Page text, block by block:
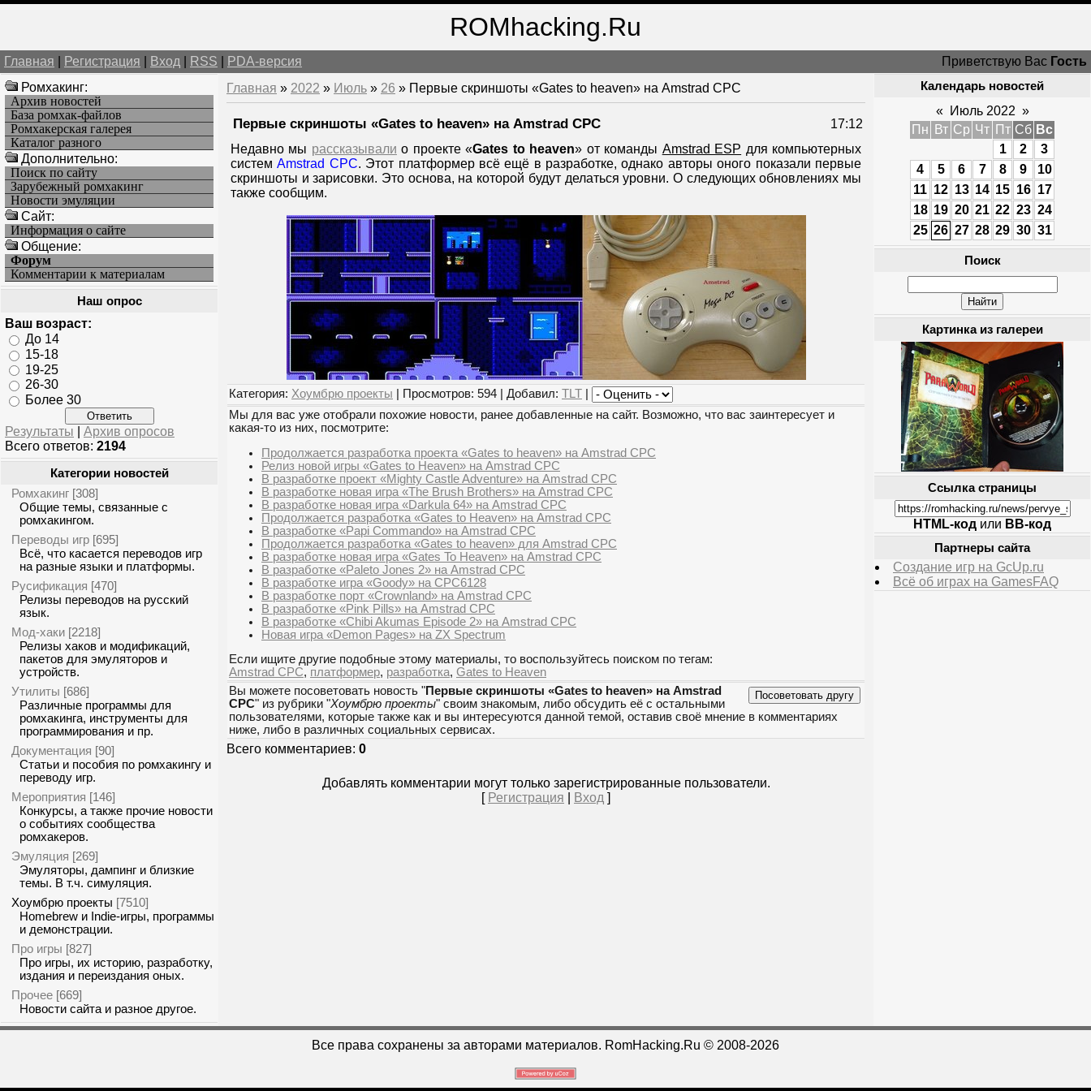
ROMhacking.Ru
Главная Регистрация Вход RSS PDA-версия Приветствую Вас Гость
Ромхакинг:
Архив новостей
База ромхак-файлов
Ромхакерская галерея
Каталог разного
Дополнительно:
Поиск по сайту
Зарубежный ромхакинг
Новости эмуляции
Cайт:
Информация о сайте
Общение:
Форум
Комментарии к материалам
Наш опрос
Ваш возраст:
До 14
15-18
19-25
26-30
Более 30
Результаты
Архив опросов
Всего ответов: 2194
Категории новостей
Ромхакинг [308]
Общие темы, связанные с
ромхакингом.
Переводы игр [695]
Всё, что касается переводов игр
на разные языки и платформы.
Русификация [470]
Релизы переводов на русский
язык.
Мод-хаки [2218]
Релизы хаков и модификаций,
пакетов для эмуляторов и
устройств.
Утилиты [686]
Различные программы для
ромхакинга, инструменты для
программирования и пр.
Документация [90]
Статьи и пособия по ромхакингу и
переводу игр.
Мероприятия [146]
Конкурсы, а также прочие новости
о событиях сообщества
ромхакеров.
Эмуляция [269]
Эмуляторы, дампинг и близкие
темы. В т.ч. симуляция.
Хоумбрю проекты [7510]
Homebrew и Indie-игры, программы
и демонстрации.
Про игры [827]
Про игры, их историю, разработку,
издания и переиздания оных.
Прочее [669]
Новости сайта и разное другое.
Главная » 2022 » Июль » 26 » Первые скриншоты «Gates to heaven» на Amstrad CPC
Первые скриншоты «Gates to heaven» на Amstrad CPC
17:12
Недавно мы рассказывали о проекте «Gates to heaven» от команды Amstrad ESP для компьютерных
системAmstrad CPC. Этот платформер всё ещё в разработке, однако авторы оного показали первые
скриншоты и зарисовки. Это основа, на которой будут делаться уровни. О следующих обновлениях мы
также сообщим.
Категория: Хоумбрю проекты | Просмотров: 594 | Добавил: TLT
Мы для вас уже отобрали похожие новости, ранее добавленные на сайт. Возможно, что вас заинтересует и
какая-то из них, посмотрите:
Продолжается разработка проекта «Gates to heaven» на Amstrad CPC
Релиз новой игры «Gates to Heaven» на Amstrad CPC
В разработке проект «Mighty Castle Adventure» на Amstrad CPC
В разработке новая игра «The Brush Brothers» на Amstrad CPC
В разработке новая игра «Darkula 64» на Amstrad CPC
Продолжается разработка «Gates to Heaven» на Amstrad CPC
В разработке «Papi Commando» на Amstrad CPC
Продолжается разработка «Gates to heaven» для Amstrad CPC
В разработке новая игра «Gates To Heaven» на Amstrad CPC
В разработке «Paleto Jones 2» на Amstrad CPC
В разработке игра «Goody» на CPC6128
В разработке порт «Crownland» на Amstrad CPC
В разработке «Pink Pills» на Amstrad CPC
В разработке «Chibi Akumas Episode 2» на Amstrad CPC
Новая игра «Demon Pages» на ZX Spectrum
Если ищите другие подобные этому материалы, то воспользуйтесь поиском по тегам:
Amstrad CPC, платформер, разработка, Gates to Heaven
Вы можете посоветовать новость "Первые скриншоты «Gates to heaven» на Amstrad
CPC" из рубрики "Хоумбрю проекты" своим знакомым, либо обсудить её с остальными
пользователями, которые также как и вы интересуются данной темой, оставив своё мнение в комментариях
ниже, либо в различных социальных сервисах.
Всего комментариев: 0
Добавлять комментарии могут только зарегистрированные пользователи.
[ Регистрация Вход ]
Календарь новостей
« Июль 2022 »
Пн
Вт Ср Чт Пт Сб Вс
1
2
3
4
5 6 7 8 9
10
11 12 13 14 15 16 17
18 19 20 21 22 23 24
25 26 27 28 29 30 31
Поиск
Картинка из галереи
Ссылка страницы
HTML-код или BB-код
Партнеры сайта
Создание игр на GcUp.ru
Всё об играх на GamesFAQ
Все права сохранены за авторами материалов. RomHacking.Ru © 2008-2026